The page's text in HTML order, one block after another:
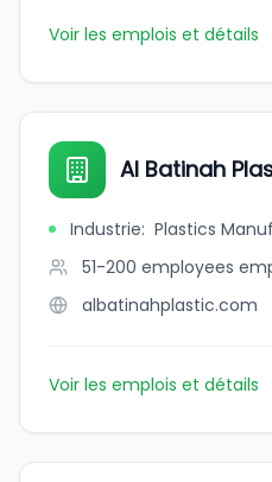
Voir les emplois et détails
Al Batinah
Industrie: Plastics
51-200 employees
albatinahplastic.com
Voir les emplois et détails